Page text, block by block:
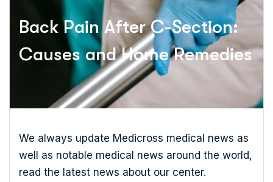
Back Pain After C-Section:
Causes and Home Remedies
We always update Medicross medical news as
well as notable medical news around the world,
read the latest news about our center.